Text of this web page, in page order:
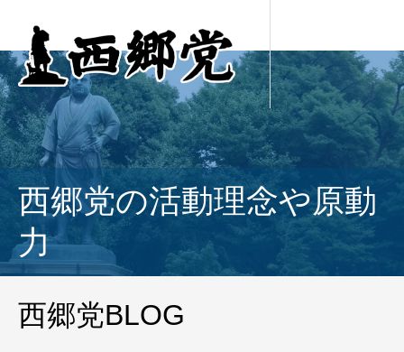
西郷党の活動理念や原動
力
西郷党BLOG